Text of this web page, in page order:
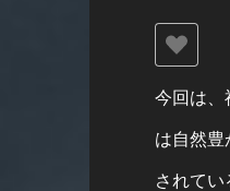
今回は、
は自然豊
されてい